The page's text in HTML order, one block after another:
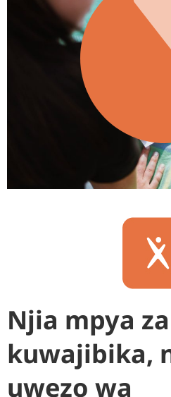
Njia mpya
kuwajibika,
uwezo wa